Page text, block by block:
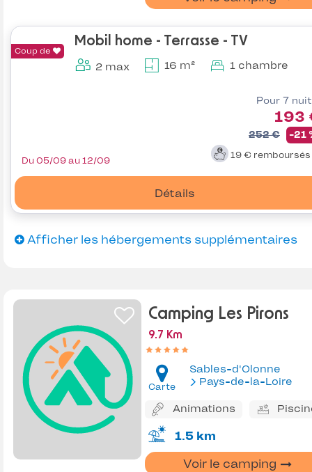
Coup de
Mobil home - Terrasse - TV
2 max 16 m² 1 chambre
Pour 7
193
252 € -21
19 € remboursés
Détails
Du 05/09 au 12/09
Afficher les hébergements supplémentaires
Camping Les Pirons
9.7 Km
Carte
Sables-d'Olonne
Pays-de-la-Loire
Animations
1.5 km
Voir le camping